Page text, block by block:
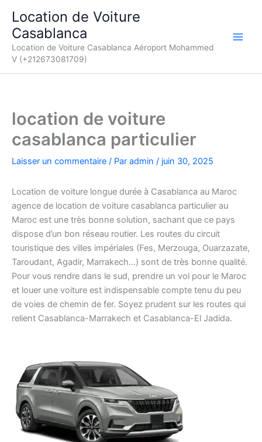
contenu
Location de Voiture
Casablanca
Location de Voiture Casablanca Aéroport Mohammed
V (+212673081709)
location de voiture
casablanca particulier
Laisser un commentaire / Par admin / juin 30, 2025
Location de voiture longue durée à Casablanca au Maroc
agence de location de voiture casablanca particulier au
Maroc est une très bonne solution, sachant que ce pays
dispose d’un bon réseau routier. Les routes du circuit
touristique des villes impériales (Fes, Merzouga, Ouarzazate,
Taroudant, Agadir, Marrakech…) sont de très bonne qualité.
Pour vous rendre dans le sud, prendre un vol pour le Maroc
et louer une voiture est indispensable compte tenu du peu
de voies de chemin de fer. Soyez prudent sur les routes qui
relient Casablanca-Marrakech et Casablanca-El Jadida.